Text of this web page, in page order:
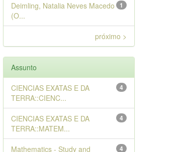
1
Deimling, Natalia Neves Macedo
(O...
próximo >
Assunto
4
CIENCIAS EXATAS E DA
TERRA::CIENC...
4
CIENCIAS EXATAS E DA
TERRA::MATEM...
4
Mathematics - Study and